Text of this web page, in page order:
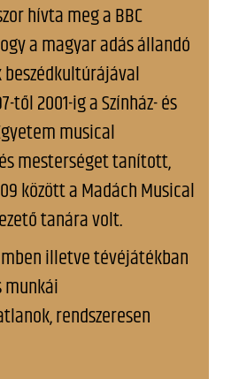
hívta meg a BBC
a magyar adás állandó
től 2001-ig a Színház- és
musical
mesterséget tanított,
között a Madách Musical
tanára volt.
illetve tévéjátékban
rendszeresen